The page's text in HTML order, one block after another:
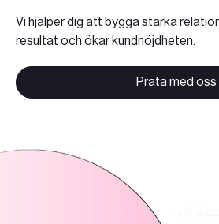
Boka ett möte
Vi hjälper dig att bygga starka
resultat och ökar kundnöjdheten.
Prata med oss